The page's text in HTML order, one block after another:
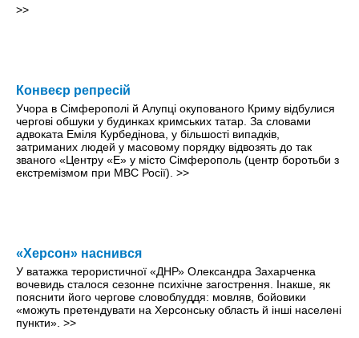
>>
Конвеєр репресій
Учора в Сімферополі й Алупці окупованого Криму відбулися
чергові обшуки у будинках кримських татар. За словами
адвоката Еміля Курбедінова, у більшості випадків,
затриманих людей у масовому порядку відвозять до так
званого «Центру «Е» у місто Сімферополь (центр боротьби з
екстремізмом при МВС Росії). >>
«Херсон» наснився
У ватажка терористичної «ДНР» Олександра Захарченка
вочевидь сталося сезонне психічне загострення. Інакше, як
пояснити його чергове словоблуддя: мовляв, бойовики
«можуть претендувати на Херсонську область й інші населені
пункти». >>